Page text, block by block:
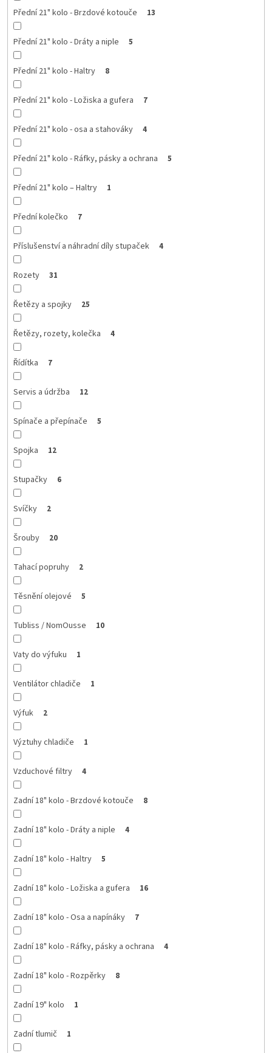
Přední 21" kolo - Brzdové kotouče 13
Přední 21" kolo - Dráty a niple 5
Přední 21" kolo - Haltry 8
Přední 21" kolo - Ložiska a gufera 7
Přední 21" kolo - osa a stahováky 4
Přední 21" kolo - Ráfky, pásky a ochrana 5
Přední 21" kolo – Haltry 1
Přední kolečko 7
Příslušenství a náhradní díly stupaček 4
Rozety 31
Řetězy a spojky 25
Řetězy, rozety, kolečka 4
Řídítka 7
Servis a údržba 12
Spínače a přepínače 5
Spojka 12
Stupačky 6
Svíčky 2
Šrouby 20
Tahací popruhy 2
Těsnění olejové 5
Tubliss / NomOusse 10
Vaty do výfuku 1
Ventilátor chladiče 1
Výfuk 2
Výztuhy chladiče 1
Vzduchové filtry 4
Zadní 18" kolo - Brzdové kotouče 8
Zadní 18" kolo - Dráty a niple 4
Zadní 18" kolo - Haltry 5
Zadní 18" kolo - Ložiska a gufera 16
Zadní 18" kolo - Osa a napínáky 7
Zadní 18" kolo - Ráfky, pásky a ochrana 4
Zadní 18" kolo - Rozpěrky 8
Zadní 19" kolo 1
Zadní tlumič 1